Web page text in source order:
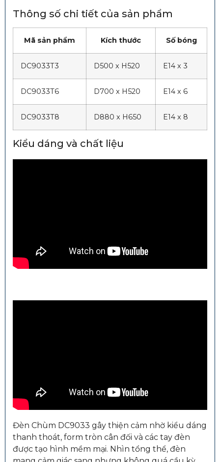
Thông số chi tiết của sản phẩm
Mã sản phẩm Kích thước Số bóng
DC9033T3 D500 x H520 E14 x 3
DC9033T6 D700 x H520 E14 x 6
DC9033T8 D880 x H650 E14 x 8
Kiểu dáng và chất liệu
Đèn Chùm DC9033 gây thiện cảm nhờ kiểu dáng
thanh thoát, form tròn cân đối và các tay đèn
được tạo hình mềm mại. Nhìn tổng thể, đèn